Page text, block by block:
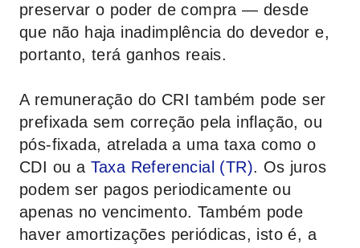
preservar o poder de compra — desde
que não haja inadimplência do devedor e,
portanto, terá ganhos reais.
A remuneração do CRI também pode ser
prefixada sem correção pela inflação, ou
pós-fixada, atrelada a uma taxa como o
CDI ou a Taxa Referencial (TR). Os juros
podem ser pagos periodicamente ou
apenas no vencimento. Também pode
haver amortizações periódicas, isto é, a